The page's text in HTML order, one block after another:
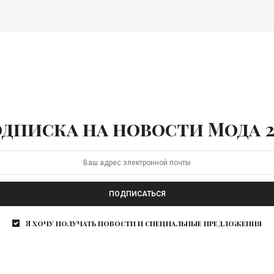
на новости Мода
ПОДПИСАТЬСЯ
Я хочу получать новости и специальные предложения